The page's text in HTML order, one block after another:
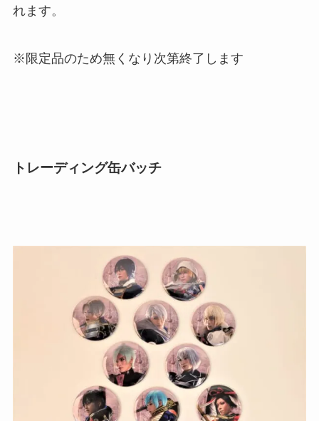
れます。
※限定品のため無くなり次第終了します
トレーディング缶バッチ